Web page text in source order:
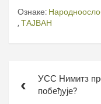
Ознаке:
, ТАЈВАН
чланкаУСС Нимитз
побеђује?